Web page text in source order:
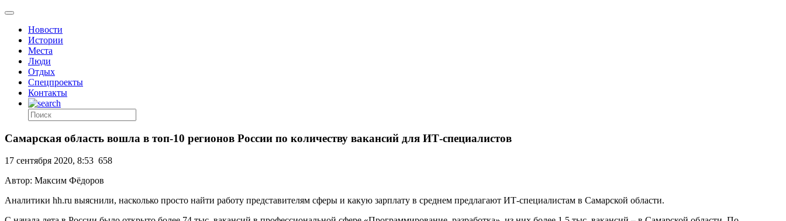
Новости
Истории
Места
Люди
Отдых
Спецпроекты
Контакты
Самарская область вошла в топ-10 регионов России по количеству вакансий для ИТ-специалистов
17 сентября 2020, 8:53 658
Автор: Максим Фёдоров
Аналитики hh.ru выяснили, насколько просто найти работу представителям сферы и какую зарплату в среднем предлагают ИТ-специалистам в Самарской области.